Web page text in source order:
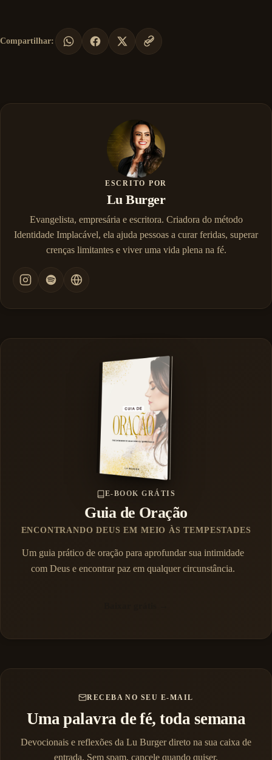
Compartilhar:
ESCRITO POR
Lu Burger
Evangelista, empresária e escritora. Criadora do método
Identidade Implacável, ela ajuda pessoas a curar feridas, superar
crenças limitantes e viver uma vida plena na fé.
E-BOOK GRÁTIS
Guia de Oração
ENCONTRANDO DEUS EM MEIO ÀS TEMPESTADES
Um guia prático de oração para aprofundar sua intimidade
com Deus e encontrar paz em qualquer circunstância.
RECEBA NO SEU E-MAIL
Uma palavra de fé, toda semana
Devocionais e reflexões da Lu Burger direto na sua caixa de
entrada. Sem spam, cancele quando quiser.